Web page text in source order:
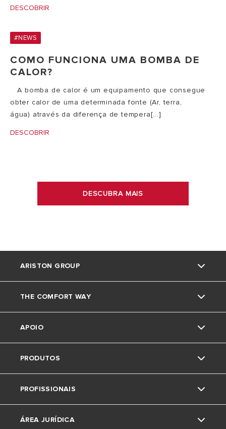
DESCOBRIR
#NEWS
COMO FUNCIONA UMA BOMBA DE
CALOR?
​ A bomba de calor é um equipamento que consegue
obter calor de uma determinada fonte (Ar, terra,
água) através da diferença de tempera[...]
DESCOBRIR
DESCUBRA MAIS
ARISTON GROUP
Marca Ariston
O grupo
Trabalha connosco
THE COMFORT WAY
Truques e dicas
News
APOIO
Contactos
Area de download
PRODUTOS
Caldeiras
Acumuladores
PROFISSIONAIS
Pedido de Estudo de Aerotermia
ÁREA JURÍDICA